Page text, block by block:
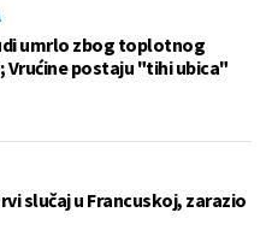
umrlo zbog toplotnog
Vrućine postaju "tihi ubica"
slučaj u Francuskoj, zarazio